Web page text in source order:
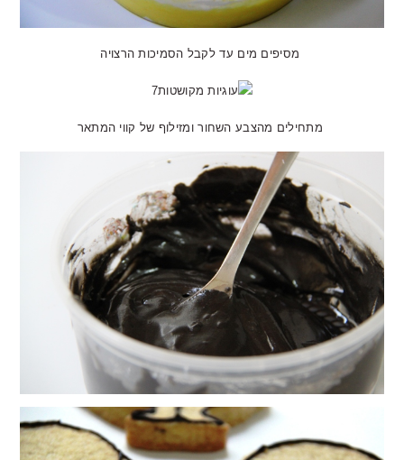
מסיפים מים עד לקבל הסמיכות הרצויה
מתחילים מהצבע השחור ומזילוף של קווי המתאר